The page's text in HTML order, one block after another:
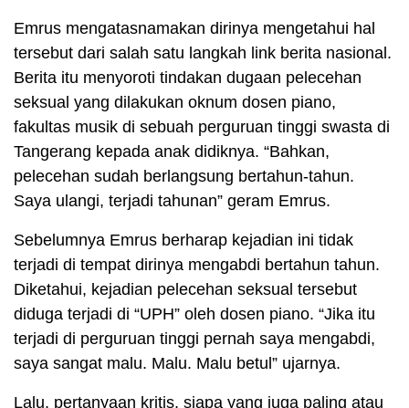
Emrus mengatasnamakan dirinya mengetahui hal
tersebut dari salah satu langkah link berita nasional.
Berita itu menyoroti tindakan dugaan pelecehan
seksual yang dilakukan oknum dosen piano,
fakultas musik di sebuah perguruan tinggi swasta di
Tangerang kepada anak didiknya. “Bahkan,
pelecehan sudah berlangsung bertahun-tahun.
Saya ulangi, terjadi tahunan” geram Emrus.
Sebelumnya Emrus berharap kejadian ini tidak
terjadi di tempat dirinya mengabdi bertahun tahun.
Diketahui, kejadian pelecehan seksual tersebut
diduga terjadi di “UPH” oleh dosen piano. “Jika itu
terjadi di perguruan tinggi pernah saya mengabdi,
saya sangat malu. Malu. Malu betul” ujarnya.
Lalu, pertanyaan kritis, siapa yang juga paling atau